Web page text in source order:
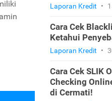
Laporan Kredit •
Cara Cek
Ketahui
Laporan Kredit •
Cara Cek SLIK
Checking
di Cermati!